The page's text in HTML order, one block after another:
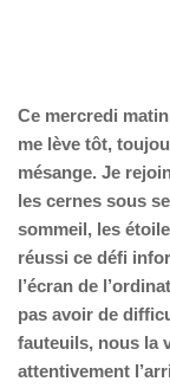
Ce mercredi
me lève tôt,
mésange. Je
les cernes sous
sommeil, les
réussi ce défi
l’écran de
pas avoir de
fauteuils, nous la
attentivement